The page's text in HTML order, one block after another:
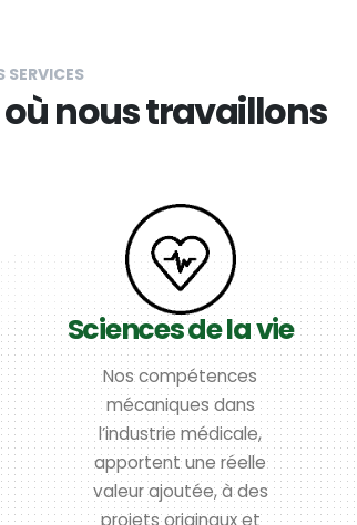
SERVICES
nous travaillons
Sciences de la vie
Nos compétences
mécaniques dans
l’industrie médicale,
apportent une réelle
valeur ajoutée, à des
projets originaux et